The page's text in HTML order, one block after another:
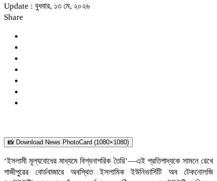
Update : বুধবার, ১৩ মে, ২০২৬
Share
📸 Download News PhotoCard (1080×1080)
​‘ইসলামী মূল্যবোধের মাধ্যমে বিশ্বনাগরিক তৈরি’—এই প্রতিপাদ্যকে সামনে রেখে
গাজীপুরের বোর্ডবাজারে অবস্থিত ইসলামিক ইউনিভার্সিটি অব টেকনোলজি